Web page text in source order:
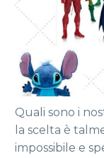
Quali sono i
la scelta è
impossibile e